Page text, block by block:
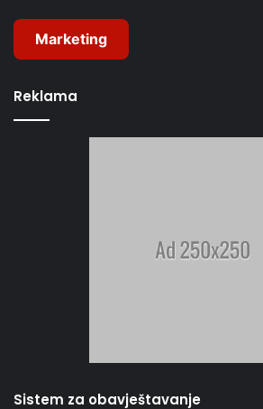
Marketing
Reklama
Sistem za obavještavanje